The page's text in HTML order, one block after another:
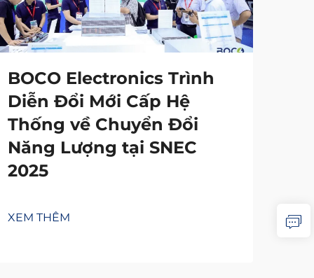
BOCO Electronics Trình
Diễn Đổi Mới Cấp Hệ
Thống về Chuyển Đổi
Năng Lượng tại SNEC
2025
XEM THÊM